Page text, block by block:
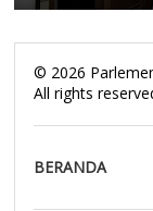
© 2026
All rights
BERANDA